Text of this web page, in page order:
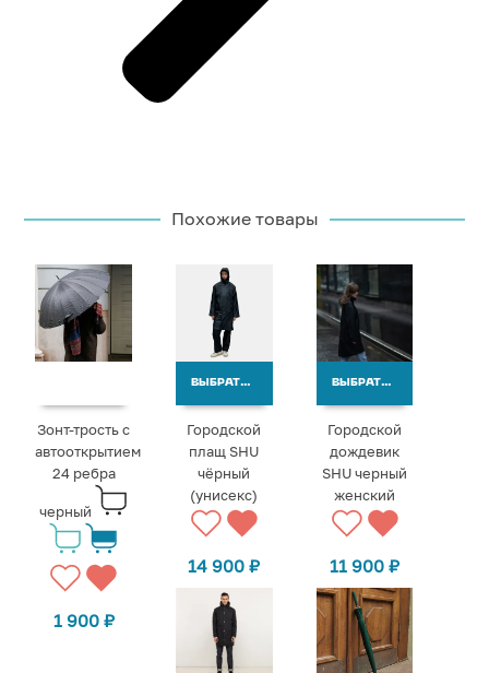
Похожие товары
Зонт-трость с
автооткрытием
24 ребра
черный
1 900 ₽
ВЫБРАТЬ ВАРИАНТЫ
Городской
плащ SHU
чёрный
(унисекс)
14 900₽
ВЫБРАТЬ ВАРИАНТЫ
Городской
дождевик
SHU черный
женский
11 900₽